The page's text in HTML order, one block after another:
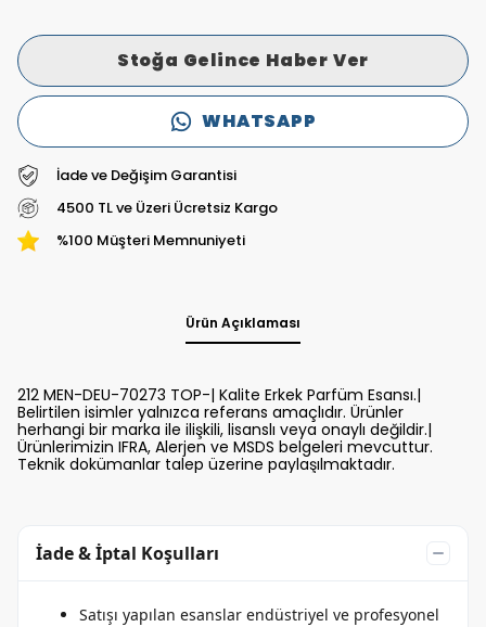
Stoğa Gelince Haber Ver
WHATSAPP
İade ve Değişim Garantisi
4500 TL ve Üzeri Ücretsiz Kargo
%100 Müşteri Memnuniyeti
Ürün Açıklaması
212 MEN-DEU-70273 TOP-| Kalite Erkek Parfüm Esansı.|
Belirtilen isimler yalnızca referans amaçlıdır. Ürünler
herhangi bir marka ile ilişkili, lisanslı veya onaylı değildir.|
Ürünlerimizin IFRA, Alerjen ve MSDS belgeleri mevcuttur.
Teknik dokümanlar talep üzerine paylaşılmaktadır.
İade & İptal Koşulları
Satışı yapılan esanslar endüstriyel ve profesyonel